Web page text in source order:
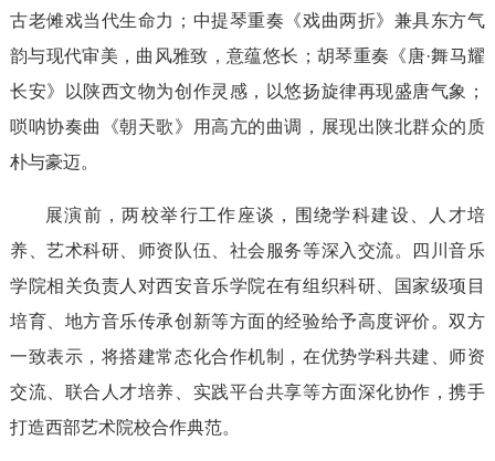
古老傩戏当代生命力；中提琴重奏《戏曲两折》兼具东方气
韵与现代审美，曲风雅致，意蕴悠长；胡琴重奏《唐·舞马耀
长安》以陕西文物为创作灵感，以悠扬旋律再现盛唐气象；
唢呐协奏曲《朝天歌》用高亢的曲调，展现出陕北群众的质
朴与豪迈。
展演前，两校举行工作座谈，围绕学科建设、人才培
养、艺术科研、师资队伍、社会服务等深入交流。四川音乐
学院相关负责人对西安音乐学院在有组织科研、国家级项目
培育、地方音乐传承创新等方面的经验给予高度评价。双方
一致表示，将搭建常态化合作机制，在优势学科共建、师资
交流、联合人才培养、实践平台共享等方面深化协作，携手
打造西部艺术院校合作典范。